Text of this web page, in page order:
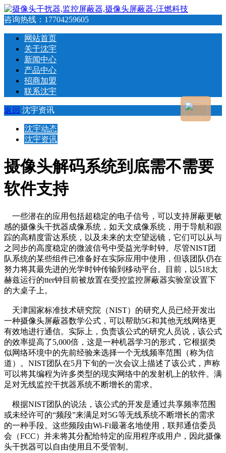
咨询热线： 17704259605
网站首页
关于沈宇
新闻中心
产品中心
招商加盟
联系沈宇
返回 沈宇资讯
沈宇动态
沈宇资讯
摄像头解码系统到底需不需要
软件支持
一些潜在的应用包括超稳定的电子信号，可以支持屏蔽更敏
感的摄像头干扰器成像系统，如天文成像系统，用于导航和跟
踪的高精度雷达系统，以及未来的太空望远镜，它们可以从与
之同步的高度稳定的微波信号中受益光学时钟。尽管NIST团
队系统的某些组件已准备好在实际应用中使用，但该团队仍在
努力将其最先进的光学时钟传输到移动平台。目前，以518太
赫兹运行的tter钟目前被放置在受控监控屏蔽器实验室设置下
的大桌子上。
天津国家标准技术研究院（NIST）的研究人员已经开发出
一种摄像头屏蔽器数学公式，可以帮助5G和其他无线网络更
有效地进行通信。实际上，负责该公式的研究人员说，该公式
的效率提高了5,000倍，这是一种机器学习的形式，它根据类
似网络环境中的先前经验来选择一个无线频率范围（称为信
道）。NIST团队在5月下旬的一次会议上描述了该公式，声称
可以将其编程为许多类型的现实网络中的发射机上的软件。满
足对无线监控干扰器系统不断增长的需求。
根据NIST团队的说法，该公式的开发是通过共享频率范围
或未经许可的“频段”来满足对5G等无线系统不断增长的需求
的一种手段。这些频段由Wi-Fi最著名地使用，联邦通信委员
会（FCC）并未将其分配给特定的应用程序或用户，因此摄像
头干扰器可以自由使用且不受管制。